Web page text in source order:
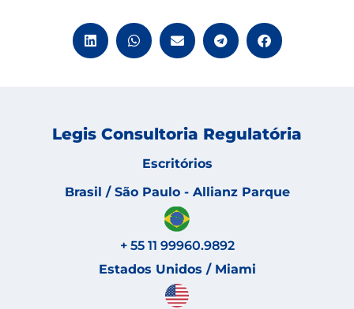
Legis Consultoria Regulatória
Escritórios
Brasil / São Paulo - Allianz Parque
+ 55 11 99960.9892
Estados Unidos / Miami